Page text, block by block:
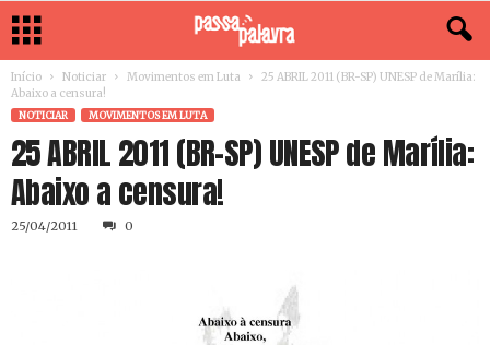
Início Noticiar Movimentos em Luta
25 ABRIL 2011 (BR-SP) UNESP de Marília:
Abaixo a censura!
NOTICIAR MOVIMENTOS EM LUTA
25 ABRIL 2011 (BR-SP) UNESP de Marília:
Abaixo a censura!
25/04/2011 0